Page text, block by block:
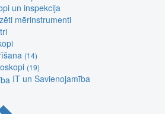
un inspekcija
mērinstrumenti
(14)
(19)
IT un Savienojamība